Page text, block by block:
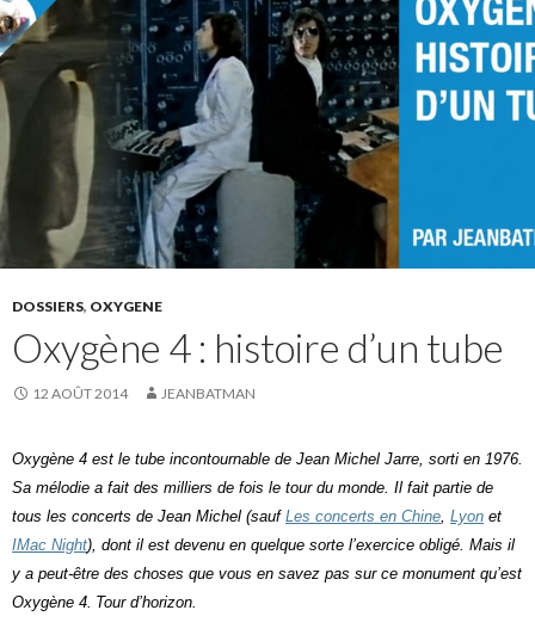
DOSSIERS, OXYGENE
Oxygène 4 : histoire d’un tube
12 AOÛT 2014 JEANBATMAN
Oxygène 4 est le tube incontournable de Jean Michel Jarre, sorti en 1976.
Sa mélodie a fait des milliers de fois le tour du monde. Il fait partie de
tous les concerts de Jean Michel (sauf Les concerts en Chine Lyon et
IMac Night), dont il est devenu en quelque sorte l’exercice obligé. Mais il
y a peut-être des choses que vous en savez pas sur ce monument qu’est
Oxygène 4. Tour d’horizon.